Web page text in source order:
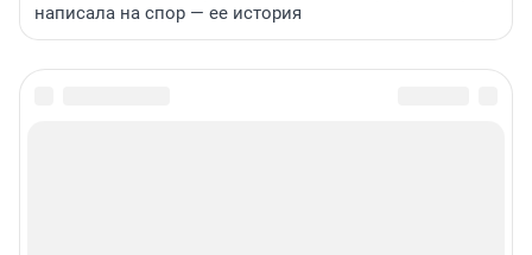
написала на спор — ее история